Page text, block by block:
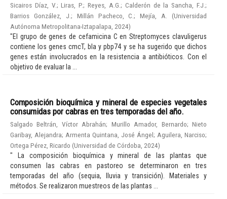
Sicairos Díaz, V.;Liras, P.;Reyes, A.G. ; Calderón de la Sancha, F.J.;
Barrios González, J. ; Millán Pacheco, C.;Mejía, A. (Universidad
Autónoma Metropolitana-Iztapalapa 2024)
"El grupo de genes de cefamicina C en Streptomyces clavuligerus
contiene los genes cmcT, bla y pbp74 y se ha sugerido que dichos
genes están involucrados en la resistencia a antibióticos. Con el
objetivo de evaluar la ...
Composición bioquímica y mineral de especies vegetales
consumidas por cabras en tres temporadas del año.
Salgado Beltrán, Víctor Abrahán; Murillo Amador, Bernardo;Nieto
Garibay, Alejandra; Armenta Quintana, José Ángel; Aguilera, Narciso;
Ortega Pérez, Ricardo (Universidad de Córdoba 2024)
" La composición bioquímica y mineral de las plantas que
consumen las cabras en pastoreo se determinaron en tres
temporadas del año (sequia, lluvia y transición). Materiales y
métodos. Se realizaron muestreos de las plantas ...